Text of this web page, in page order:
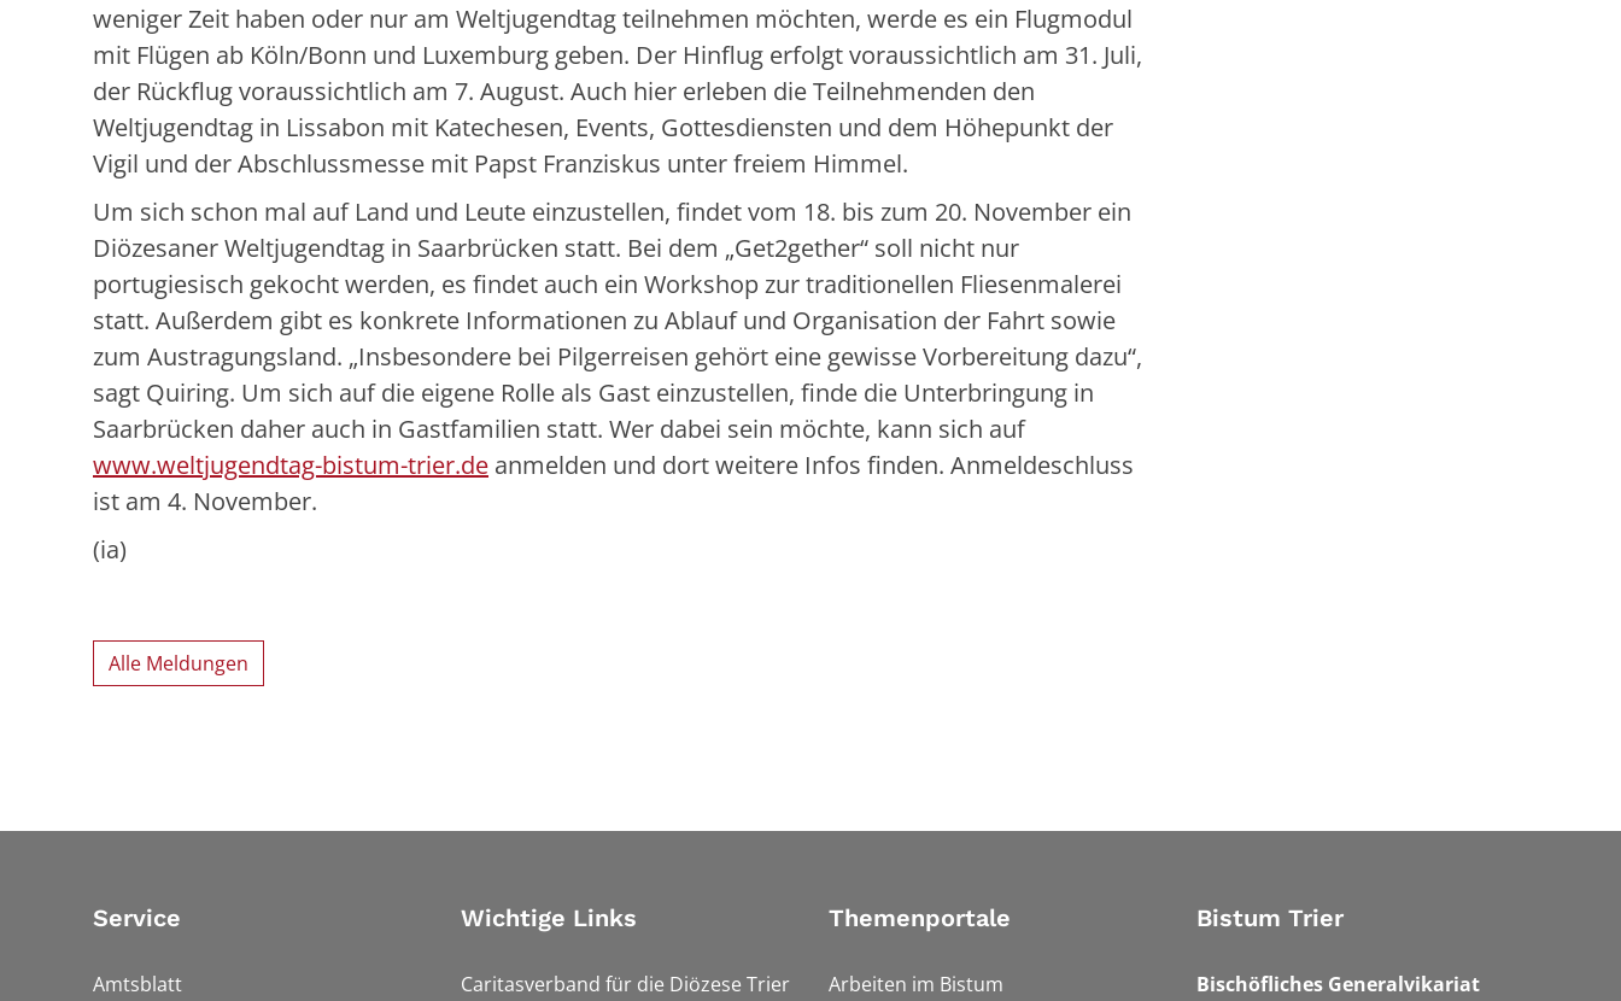
weniger Zeit haben oder nur am Weltjugendtag teilnehmen möchten, werde es ein Flugmodul
mit Flügen ab Köln/Bonn und Luxemburg geben. Der Hinflug erfolgt voraussichtlich am 31. Juli,
der Rückflug voraussichtlich am 7. August. Auch hier erleben die Teilnehmenden den
Weltjugendtag in Lissabon mit Katechesen, Events, Gottesdiensten und dem Höhepunkt der
Vigil und der Abschlussmesse mit Papst Franziskus unter freiem Himmel.
Um sich schon mal auf Land und Leute einzustellen, findet vom 18. bis zum 20. November ein
Diözesaner Weltjugendtag in Saarbrücken statt. Bei dem „Get2gether“ soll nicht nur
portugiesisch gekocht werden, es findet auch ein Workshop zur traditionellen Fliesenmalerei
statt. Außerdem gibt es konkrete Informationen zu Ablauf und Organisation der Fahrt sowie
zum Austragungsland. „Insbesondere bei Pilgerreisen gehört eine gewisse Vorbereitung dazu“,
sagt Quiring. Um sich auf die eigene Rolle als Gast einzustellen, finde die Unterbringung in
Saarbrücken daher auch in Gastfamilien statt. Wer dabei sein möchte, kann sich auf
www.weltjugendtag-bistum-trier.de anmelden und dort weitere Infos finden. Anmeldeschluss
ist am 4. November.
(ia)
Alle Meldungen
Service
Amtsblatt
Wichtige Links
Caritasverband für die Diözese Trier
Themenportale
Arbeiten im Bistum
Bistum Trier
Bischöfliches Generalvikariat